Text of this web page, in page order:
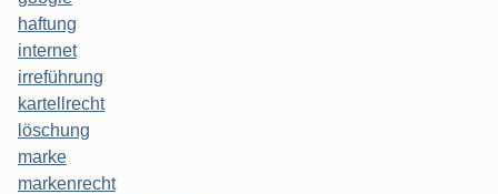
haftung
internet
irreführung
kartellrecht
löschung
marke
markenrecht